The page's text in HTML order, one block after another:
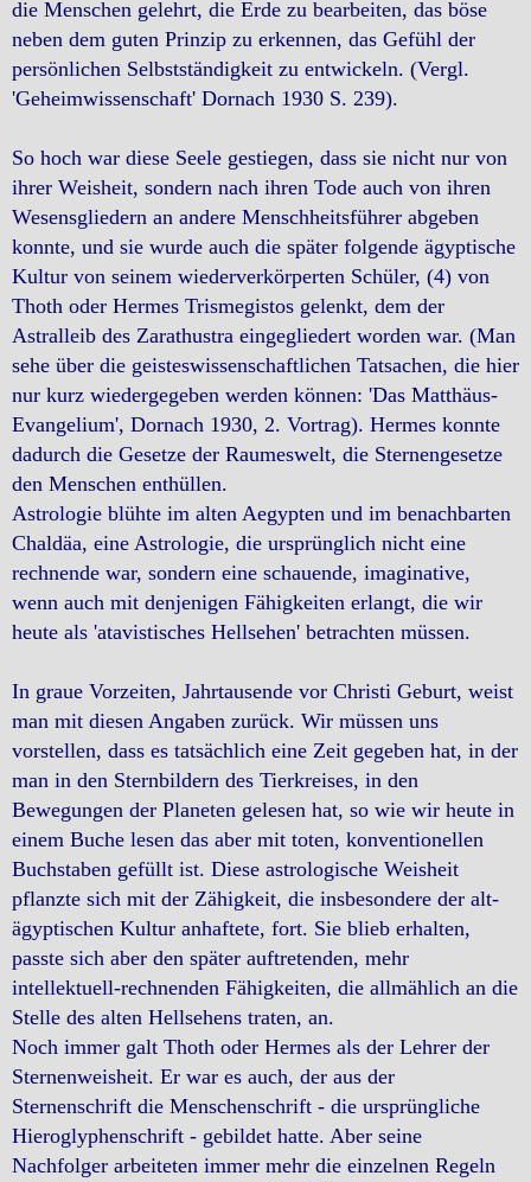
die Menschen gelehrt, die Erde zu bearbeiten, das böse
neben dem guten Prinzip zu erkennen, das Gefühl der
persönlichen Selbstständigkeit zu entwickeln. (Vergl.
'Geheimwissenschaft' Dornach 1930 S. 239).
So hoch war diese Seele gestiegen, dass sie nicht nur von
ihrer Weisheit, sondern nach ihren Tode auch von ihren
Wesensgliedern an andere Menschheitsführer abgeben
konnte, und sie wurde auch die später folgende ägyptische
Kultur von seinem wiederverkörperten Schüler, (4) von
Thoth oder Hermes Trismegistos gelenkt, dem der
Astralleib des Zarathustra eingegliedert worden war. (Man
sehe über die geisteswissenschaftlichen Tatsachen, die hier
nur kurz wiedergegeben werden können: 'Das Matthäus-
Evangelium', Dornach 1930, 2. Vortrag). Hermes konnte
dadurch die Gesetze der Raumeswelt, die Sternengesetze
den Menschen enthüllen.
Astrologie blühte im alten Aegypten und im benachbarten
Chaldäa, eine Astrologie, die ursprünglich nicht eine
rechnende war, sondern eine schauende, imaginative,
wenn auch mit denjenigen Fähigkeiten erlangt, die wir
heute als 'atavistisches Hellsehen' betrachten müssen.
In graue Vorzeiten, Jahrtausende vor Christi Geburt, weist
man mit diesen Angaben zurück. Wir müssen uns
vorstellen, dass es tatsächlich eine Zeit gegeben hat, in der
man in den Sternbildern des Tierkreises, in den
Bewegungen der Planeten gelesen hat, so wie wir heute in
einem Buche lesen das aber mit toten, konventionellen
Buchstaben gefüllt ist. Diese astrologische Weisheit
pflanzte sich mit der Zähigkeit, die insbesondere der alt-
ägyptischen Kultur anhaftete, fort. Sie blieb erhalten,
passte sich aber den später auftretenden, mehr
intellektuell-rechnenden Fähigkeiten, die allmählich an die
Stelle des alten Hellsehens traten, an.
Noch immer galt Thoth oder Hermes als der Lehrer der
Sternenweisheit. Er war es auch, der aus der
Sternenschrift die Menschenschrift - die ursprüngliche
Hieroglyphenschrift - gebildet hatte. Aber seine
Nachfolger arbeiteten immer mehr die einzelnen Regeln